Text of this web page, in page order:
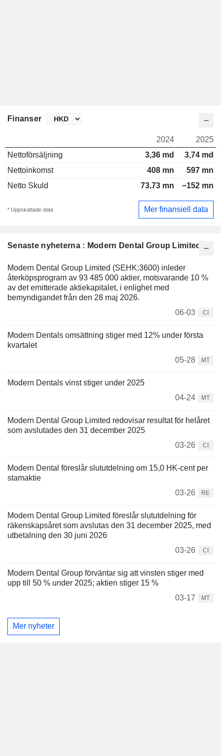
Senaste nyheterna : Modern Dental Group Limited
Modern Dental Group Limited (SEHK:3600) inleder
återköpsprogram av 93 485 000 aktier, motsvarande 10 %
av det emitterade aktiekapitalet, i enlighet med
bemyndigandet från den 28 maj 2026.
06-03
CI
Modern Dentals omsättning stiger med 12% under första
kvartalet
05-28
MT
Modern Dentals vinst stiger under 2025
04-24
MT
Modern Dental Group Limited redovisar resultat för helåret
som avslutades den 31 december 2025
03-26
CI
Modern Dental föreslår slututdelning om 15,0 HK-cent per
stamaktie
03-26
RE
Modern Dental Group Limited föreslår slututdelning för
räkenskapsåret som avslutas den 31 december 2025, med
utbetalning den 30 juni 2026
03-26
CI
Modern Dental Group förväntar sig att vinsten stiger med
upp till 50 % under 2025; aktien stiger 15 %
03-17
MT
Mer nyheter
Finanser
2024
2025
Nettoförsäljning
3,36 md
3,74 md
Nettoinkomst
408 mn
597 mn
Netto Skuld
73,73 mn −152 mn
* Uppskattade data Mer finansiell data